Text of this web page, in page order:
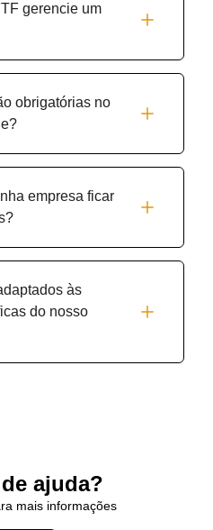
gerencie um
obrigatórias no
empresa ficar
às
do nosso
ajuda?
mais informações